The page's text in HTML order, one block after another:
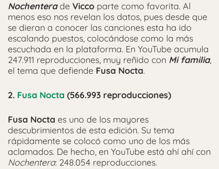
Nochentera de Vicco parte como favorita. Al
menos eso nos revelan los datos, pues desde que
se dieran a conocer las canciones esta ha ido
escalando puestos, colocándose como la más
escuchada en la plataforma. En YouTube acumula
247.911 reproducciones, muy reñido con Mi familia,
el tema que defiende Fusa Nocta.
2. Fusa Nocta (566.993 reproducciones)
Fusa Nocta es uno de los mayores
descubrimientos de esta edición. Su tema
rápidamente se colocó como uno de los más
aclamados. De hecho, en YouTube está ahí ahí con
Nochentera: 248.054 reproducciones.